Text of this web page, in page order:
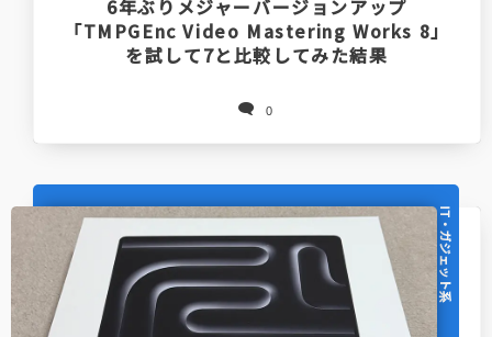
6年ぶりメジャーバージョンアップ
「TMPGEnc Video Mastering Works 8」
を試して7と比較してみた結果
0
IT・ガジェット系